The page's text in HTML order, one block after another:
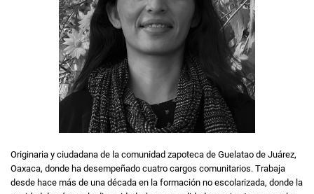
Originaria y ciudadana de la comunidad zapoteca de Guelatao de Juárez,
Oaxaca, donde ha desempeñado cuatro cargos comunitarios. Trabaja
desde hace más de una década en la formación no escolarizada, donde la